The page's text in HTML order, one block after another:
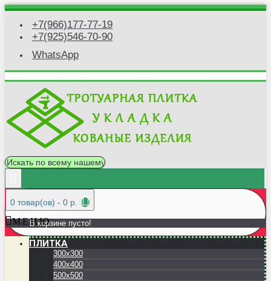
+7(966)177-77-19
+7(925)546-70-90
WhatsApp
0 товар(ов) - 0 р.
В корзине пусто!
М Е Н Ю
ПЛИТКА
300x300
400x400
500x500